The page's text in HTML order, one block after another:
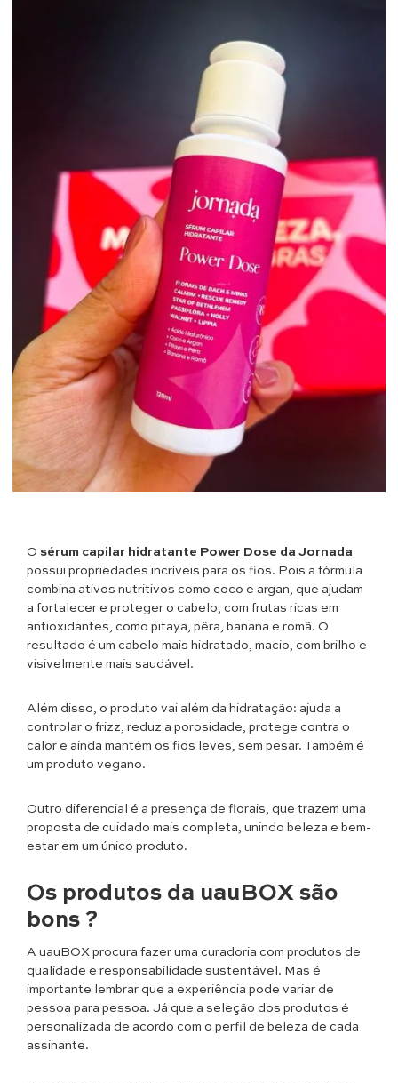
O sérum capilar hidratante Power Dose da Jornada
possui propriedades incríveis para os fios. Pois a fórmula
combina ativos nutritivos como coco e argan, que ajudam
a fortalecer e proteger o cabelo, com frutas ricas em
antioxidantes, como pitaya, pêra, banana e romã. O
resultado é um cabelo mais hidratado, macio, com brilho e
visivelmente mais saudável.
Além disso, o produto vai além da hidratação: ajuda a
controlar o frizz, reduz a porosidade, protege contra o
calor e ainda mantém os fios leves, sem pesar. Também é
um produto vegano.
Outro diferencial é a presença de florais, que trazem uma
proposta de cuidado mais completa, unindo beleza e bem-
estar em um único produto.
Os produtos da uauBOX são
bons ?
A uauBOX procura fazer uma curadoria com produtos de
qualidade e responsabilidade sustentável. Mas é
importante lembrar que a experiência pode variar de
pessoa para pessoa. Já que a seleção dos produtos é
personalizada de acordo com o perfil de beleza de cada
assinante.